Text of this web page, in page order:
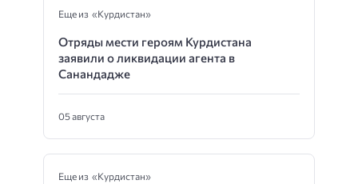
Еще из «Курдистан»
Отряды мести героям Курдистана
заявили о ликвидации агента в
Санандадже
05 августа
Еще из «Курдистан»